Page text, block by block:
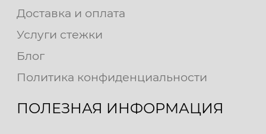
Доставка и оплата
Услуги стежки
Блог
Политика конфиденциальности
ПОЛЕЗНАЯ ИНФОРМАЦИЯ